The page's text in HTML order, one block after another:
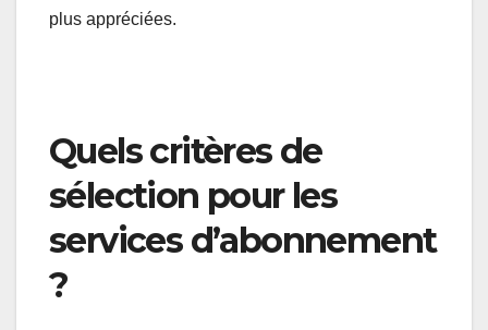
plus appréciées.
Quels critères de
sélection pour les
services d’abonnement
?